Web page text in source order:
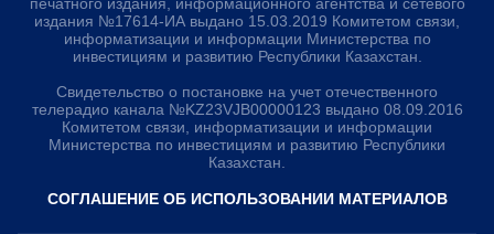
издания №17614-ИА выдано 15.03.2019 Комитетом связи,
информатизации и информации Министерства по
инвестициям и развитию Республики Казахстан.
Свидетельство о постановке на учет отечественного
телерадио канала №KZ23VJB00000123 выдано 08.09.2016
Комитетом связи, информатизации и информации
Министерства по инвестициям и развитию Республики
Казахстан.
СОГЛАШЕНИЕ ОБ ИСПОЛЬЗОВАНИИ МАТЕРИАЛОВ